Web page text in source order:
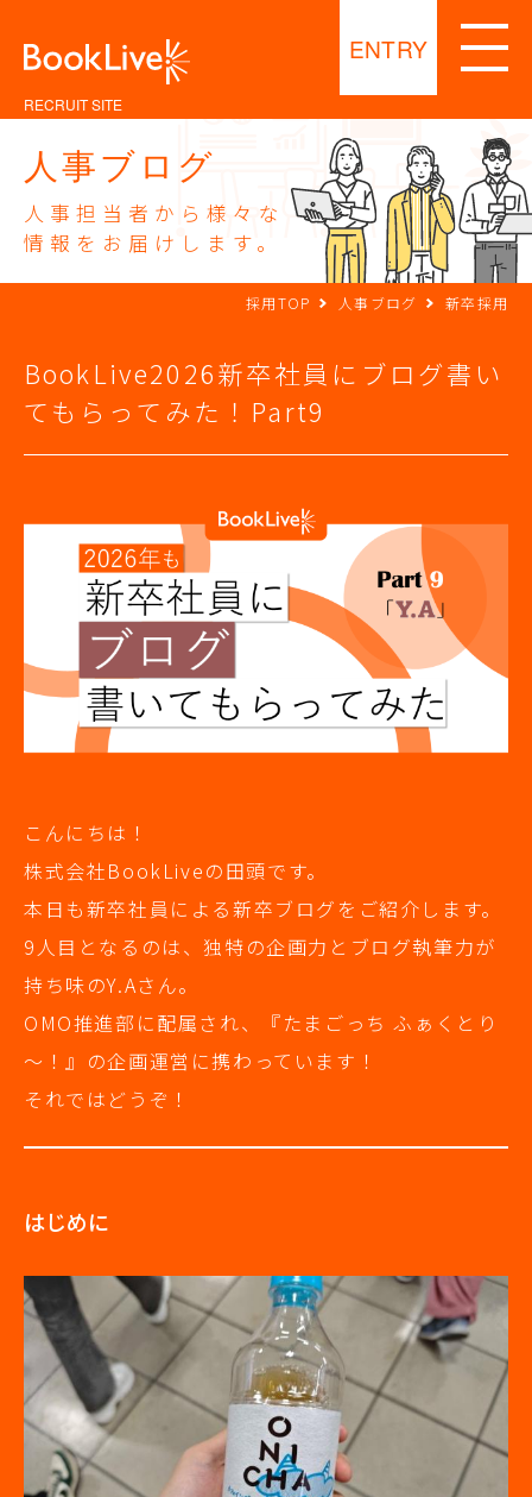
RECRUIT SITE
ENTRY
人事ブログ
人事担当者から様々な
情報をお届けします。
採用TOP 人事ブログ 新卒採用
BookLive2026新卒社員にブログ書い
てもらってみた！Part9
こんにちは！
株式会社BookLiveの田頭です。
本日も新卒社員による新卒ブログをご紹介します。
9人目となるのは、独特の企画力とブログ執筆力が
持ち味のY.Aさん。
OMO推進部に配属され、『たまごっち ふぁくとり
～！』の企画運営に携わっています！
それではどうぞ！
はじめに